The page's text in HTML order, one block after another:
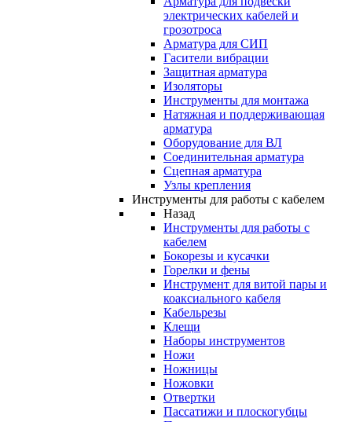
электрических кабелей и
грозотроса
Арматура для СИП
Гасители вибрации
Защитная арматура
Изоляторы
Инструменты для монтажа
Натяжная и поддерживающая
арматура
Оборудование для ВЛ
Соединительная арматура
Сцепная арматура
Узлы крепления
Инструменты для работы с кабелем
Назад
Инструменты для работы с
кабелем
Бокорезы и кусачки
Горелки и фены
Инструмент для витой пары и
коаксиального кабеля
Кабельрезы
Клещи
Наборы инструментов
Ножи
Ножницы
Ножовки
Отвертки
Пассатижи и плоскогубцы